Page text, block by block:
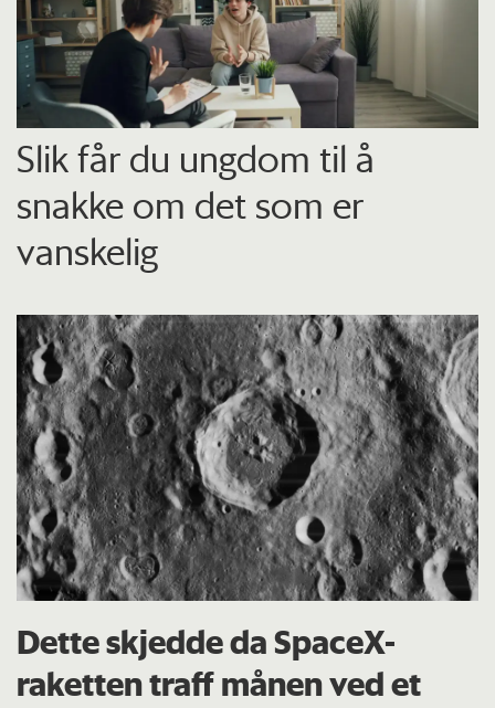
Slik får du ungdom til å
snakke om det som er
vanskelig
Dette skjedde da SpaceX-
raketten traff månen ved et